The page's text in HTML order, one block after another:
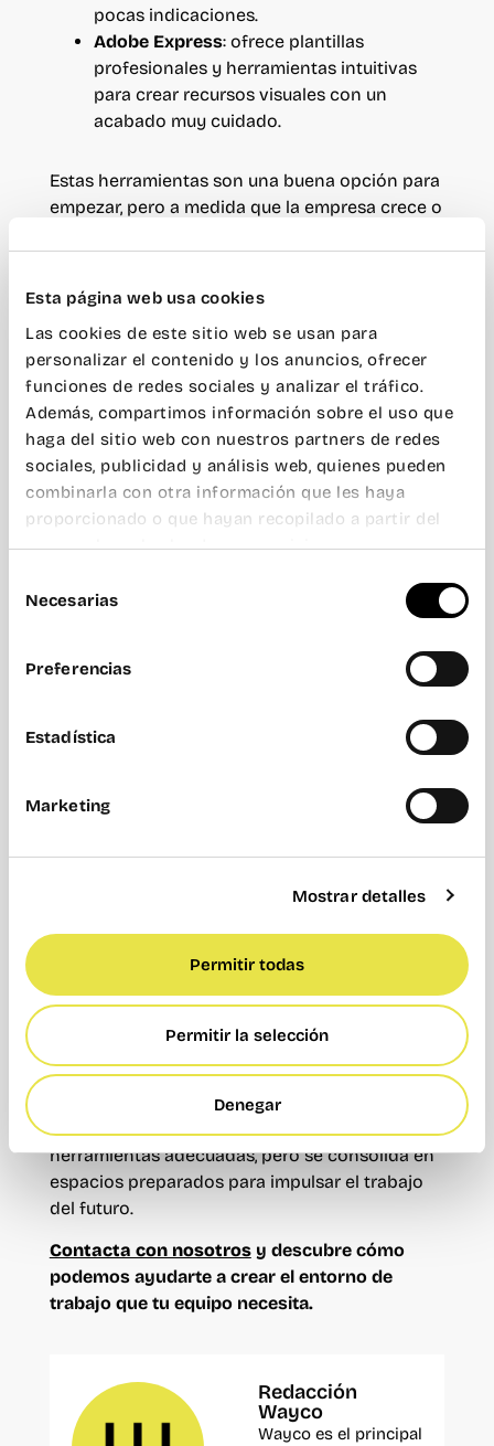
Esta página web usa cookies
Las cookies de este sitio web se usan para
personalizar el contenido y los anuncios, ofrecer
funciones de redes sociales y analizar el tráfico.
Además, compartimos información sobre el uso que
haga del sitio web con nuestros partners de redes
sociales, publicidad y análisis web, quienes pueden
combinarla con otra información que les haya
proporcionado o que hayan recopilado a partir del
uso que haya hecho de sus servicios.
deNecesarias
Preferencias
Estadística
Marketing
Mostrar detalles
Permitir todas
Permitir la selección
Denegar
pocas indicaciones.
Adobe Express: ofrece plantillas
profesionales y herramientas intuitivas
para crear recursos visuales con un
acabado muy cuidado.
Estas herramientas son una buena opción para
empezar, pero a medida que la empresa crece o
estratégica y profesional.
Más allá del software: las
ventajas de integrar las
mejores apps para empresas
con el espacio de trabajo
adecuado
mejorar la coordinación de los equipos. Sin
para aprovechar todo su potencial,
trabajo que acompañe esa misma agilidad. De
desde el que se trabaja limita la colaboración, el
Por eso cada vez más organizaciones apuestan
alquilar
La productividad no depende únicamente de la
las personas desarrollan su actividad cada día.
En Wayco ofrecemos espacios diseñados para
combinando comunidad, servicios y
ubicaciones estratégicas en València como
Abastos, Ruzafa, Cabanyal y Pizarro. Porque la
transformación digital empieza con las
herramientas adecuadas, pero se consolida en
espacios preparados para impulsar el trabajo
del futuro.
Contacta con nosotrosy descubre cómo
podemos ayudarte a crear el entorno de
trabajo que tu equipo necesita.
Redacción
Wayco
Wayco es el principal